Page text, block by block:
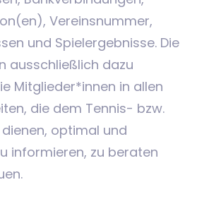
Vereinsnummer,
und Spielergebnisse. Die
ausschließlich dazu
Mitglieder*innen in allen
die dem Tennis- bzw.
optimal und
informieren, zu beraten